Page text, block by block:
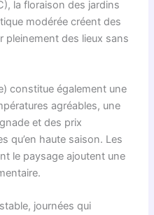
la floraison des jardins
modérée créent des
pleinement des lieux sans
constitue également une
agréables, une
et des prix
qu’en haute saison. Les
le paysage ajoutent une
journées qui